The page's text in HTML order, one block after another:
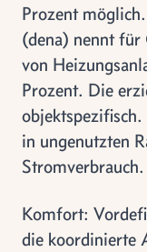
Prozent
(dena) nennt
von
Prozent. Die
in ungenutzten
Stromverbrauch.
Komfort:
die koordinierte